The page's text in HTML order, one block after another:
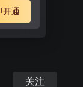
开通
关注